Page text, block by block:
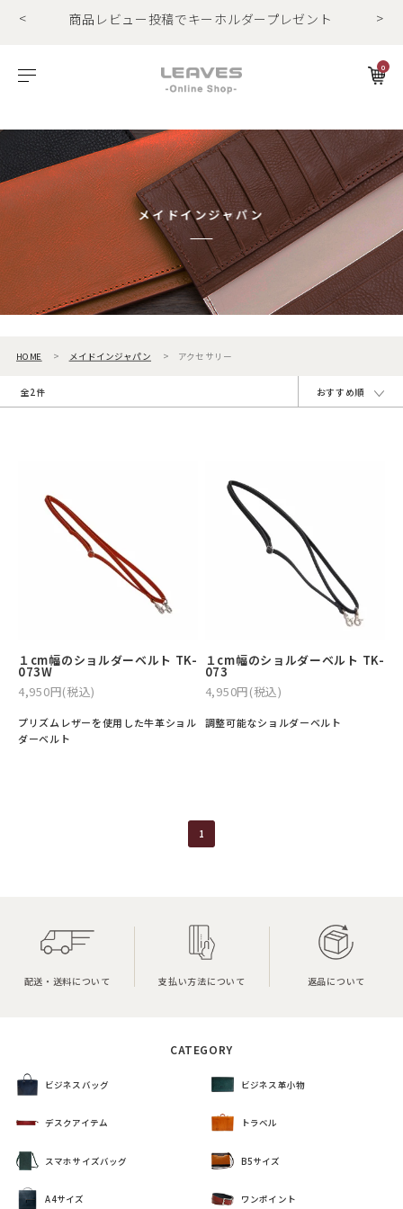
<
商品レビュー投稿でキーホルダープレゼント
商品レビュー投稿でキーホルダープレゼント
>
0
メイドインジャパン
HOME メイドインジャパン アクセサリー
全2件 おすすめ順
１cm幅のショルダーベルト TK-
073W
4,950円(税込)
プリズムレザーを使用した牛革ショル
ダーベルト
１cm幅のショルダーベルト TK-
073
4,950円(税込)
調整可能なショルダーベルト
1
配送・送料について 支払い方法について 返品について
CATEGORY
ビジネスバッグ ビジネス革小物
デスクアイテム トラベル
スマホサイズバッグ B5サイズ
A4サイズ ワンポイント
ビジネスバッグ ショルダーバッグ
ダレスバッグ
ショルダーバッグ
トランク
ミッフィー×リーブス
メイドインジャパン
長財布 折財布
長財布
折財布
ビゾンテレザー
ゼナックレザー
フラットシュリンクレザー
プリズムレザー
シュリンクレザー
パスケース キーケース
名刺入れ
キーケース
手帳・ブックカバー
ご利用ガイド
ギフト
会員登録
特集
Foglia工房の革紹介。Vol.1
レザー１